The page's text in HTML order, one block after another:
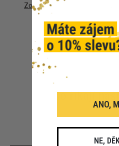
Zobrazit informace o obchodu
Co říkají
Buďte první, kdo
ANO,
NE,